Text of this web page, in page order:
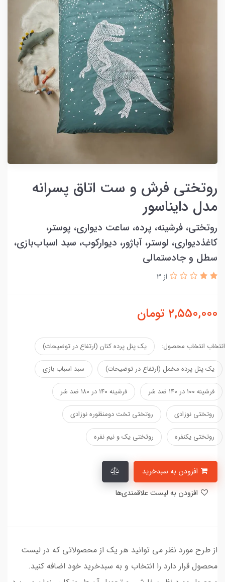
روتختی فرش و ست اتاق پسرانه
مدل دایناسور
روتختی، فرشینه، پرده، ساعت دیواری، پوستر،
کاغذدیواری، لوستر، آباژور، دیوارکوب، سبد اسباب‌بازی،
سطل و جادستمالی
از 3
2,550,000 تومان
انتخاب انتخاب محصول: یک پنل پرده کتان (ارتفاع در توضیحات)
یک پنل پرده مخمل (ارتفاع در توضیحات) سبد اسباب بازی
فرشینه ۱۰۰ در ۱۴۰ ضد سُر فرشینه ۱۴۰ در ۱۸۰ ضد سُر
روتختی نوزادی روتختی تخت دومنظوره نوزادی
روتختی یکنفره روتختی یک و نیم نفره
از طرح مورد نظر می توانید هر یک از محصولاتی که در لیست
محصول قرار دارد را انتخاب و به سبدخرید خود اضافه کنید.